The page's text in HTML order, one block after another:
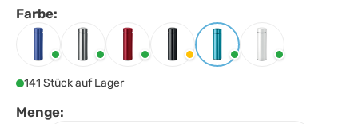
Farbe:
Farbe auswählen
Blau Mattsilber Rot Schwarz Türkis Weiss
141 Stück auf Lager
Menge: